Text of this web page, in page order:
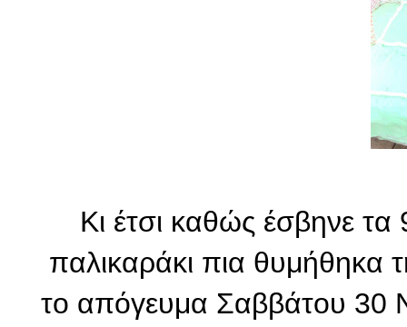
Κι έτσι καθώς έσβηνε
παλικαράκι πια θυμήθηκα
το απόγευμα Σαββάτου 30